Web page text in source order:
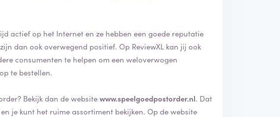
actief op het Internet en ze hebben een goede reputatie
consumenten te helpen om een weloverwogen
te bestellen.
Bekijk dan de websitewww.speelgoedpostorder.nl. Dat
het ruime assortiment bekijken. Op de website